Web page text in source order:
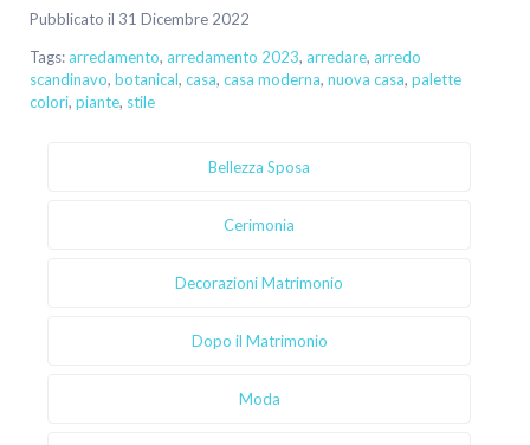
Pubblicato il 31 Dicembre 2022
Tags: arredamento, arredamento 2023, arredare, arredo
scandinavo, botanical, casa, casa moderna, nuova casa, palette
colori, piante, stile
Bellezza Sposa
Cerimonia
Decorazioni Matrimonio
Dopo il Matrimonio
Moda